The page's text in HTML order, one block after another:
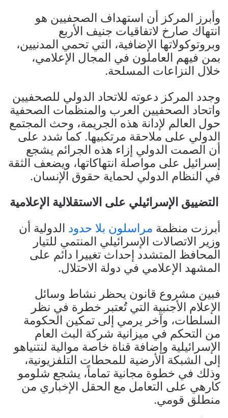
وأبرز المركز أن استهداف الصحفيين هو
انتهاك صارخ لاتفاقيات جنيف الأربع
وبروتوكولاتها الإضافية، التي تحمي المدنيين،
بمن فيهم العاملون في المجال الإعلامي،
خلال النزاعات المسلحة.
وجدد المركز دعوته للاتحاد الدولي للصحفيين
واتحاد الصحفيين العرب والمنظمات الصحفية
حول العالم لإدانة هذه الجريمة، وحث المجتمع
الدولي على ملاحقة مرتكبيها. كما شدد على
أن الصمت الدولي إزاء هذه الجرائم يشجع
إسرائيل على مواصلة انتهاكاتها، ويضعف الثقة
في النظام الدولي لحماية حقوق الإنسان.
التضييق الإسرائيلي على الاستقلالية الإعلامية
أبرزت منظمة مراسلون بلا حدود الدولية أن
وزير الاتصالات الإسرائيلي المنتمي للتيار
المحافظ المتشدد إحداث تغييرا دائم على
المشهد الإعلامي في دولة الاحتلال.
فبين مشروع قانون يحظر نشاط وسائل
الإعلام الأجنبية التي تُعتبر خطرة في نظر
السلطات، وآخر يرمي إلى تمكين الحكومة
من التحكم في ميزانية شركة البث العام
الإسرائيلية وإضافة قناة خاصة موالية لنتنياهو
إلى الشبكة الأرضية للمحطات التلفزيونية،
وذلك في خطوة مجانية تماماً، يشجع شلومو
كارهي على التعامل مع الحقل الإخباري من
منطلق قومي.